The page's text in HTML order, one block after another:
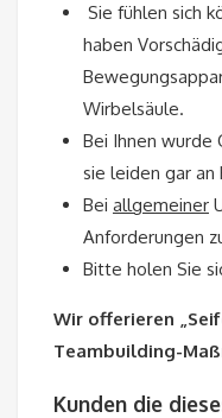
Sie fühlen sich
haben
Wirbelsäule.
Bei Ihnen
sie leiden gar an
Bei allgemeiner
Anforderungen
Bitte holen Sie
Wir offerieren
Teambuilding-
Kunden die